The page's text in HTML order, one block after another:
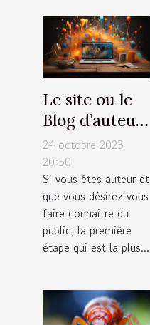
Le site ou le
Blog d’auteur
: Comment
s’en occuper
pour une
large
visibilité ?
24 octobre 2023
20:50
Si vous êtes auteur et
que vous désirez vous
faire connaitre du
public, la première
étape qui est la plus...